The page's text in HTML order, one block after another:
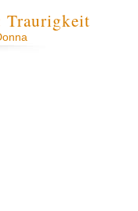
Traurigkeit